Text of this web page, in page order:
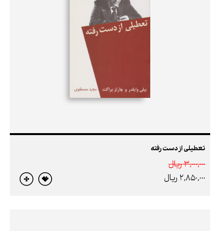
تعطیلی از دست رفته
3,000,000 ريال
2,850,000 ريال